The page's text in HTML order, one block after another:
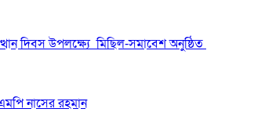
দিবস উপলক্ষ্যে মিছিল-সমাবেশ অনুষ্ঠিত
নাসের রহমান